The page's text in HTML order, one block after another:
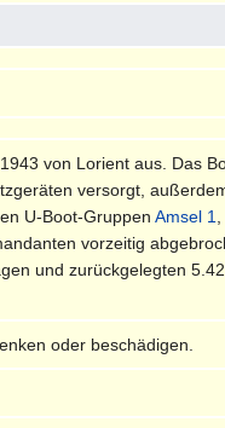
von Lorient aus. Das
versorgt,
U-Boot-GruppenAmsel 1
vorzeitig
und zurückgelegten
oder beschädigen.